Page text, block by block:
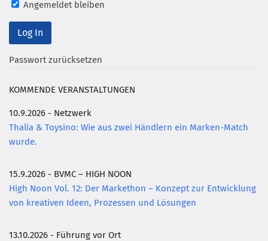
Angemeldet bleiben
Passwort zurücksetzen
KOMMENDE VERANSTALTUNGEN
10.9.2026 - Netzwerk
Thalia & Toysino: Wie aus zwei Händlern ein Marken-Match
wurde.
15.9.2026 - BVMC – HIGH NOON
High Noon Vol. 12: Der Markethon – Konzept zur Entwicklung
von kreativen Ideen, Prozessen und Lösungen
13.10.2026 - Führung vor Ort